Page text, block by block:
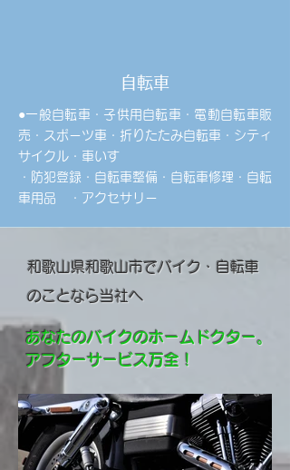
​自転車
●一般自転車・子供用自転車・電動自転車販
売・スポーツ車・折りたたみ自転車・シティ
サイクル・車いす
・防犯登録・自転車整備・自転車修理・自転
車用品 ・アクセサリー
​和歌山県和歌山市でバイク・自転車
のことなら当社へ
あなたのバイクのホームドクター。
アフターサービス万全！